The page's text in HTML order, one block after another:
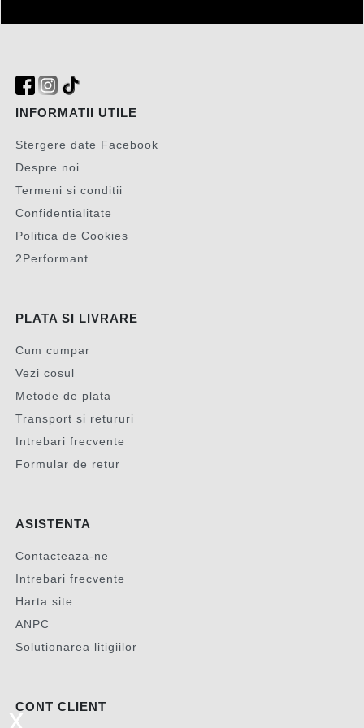
x
INFORMATII UTILE
Stergere date Facebook
Despre noi
Termeni si conditii
Confidentialitate
Politica de Cookies
2Performant
PLATA SI LIVRARE
Cum cumpar
Vezi cosul
Metode de plata
Transport si retururi
Intrebari frecvente
Formular de retur
ASISTENTA
Contacteaza-ne
Intrebari frecvente
Harta site
ANPC
Solutionarea litigiilor
CONT CLIENT